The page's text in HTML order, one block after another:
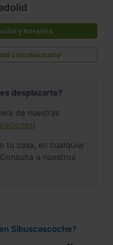
y horarios
concesionario
desplazarte?
de nuestras
)
tu casa, en cualquier
a nuestros
Sibuscascoche?